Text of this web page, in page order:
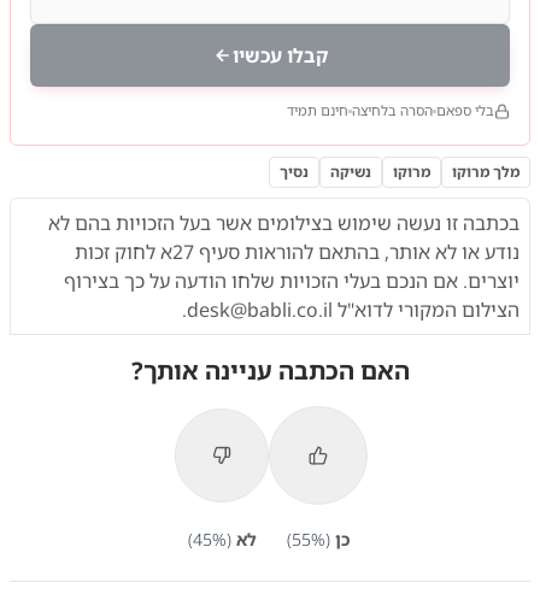
קבלו עכשיו
בלי ספאם הסרה בלחיצה חינם תמיד
מלך מרוקו מרוקו נשיקה נסיך
בכתבה זו נעשה שימוש בצילומים אשר בעל הזכויות בהם לא
נודע או לא אותר, בהתאם להוראות
סעיף 27א לחוק זכות
יוצרים. אם הנכם בעלי הזכויות שלחו הודעה על כך בצירוף
הצילום המקורי לדוא"ל desk@babli.co.il
.
האם הכתבה עניינה אותך?
כן (
55%) לא (
45%)